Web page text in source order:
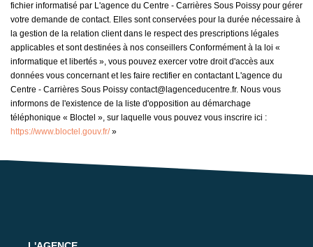
fichier informatisé par L'agence du Centre - Carrières Sous Poissy pour gérer
votre demande de contact. Elles sont conservées pour la durée nécessaire à
la gestion de la relation client dans le respect des prescriptions légales
applicables et sont destinées à nos conseillers Conformément à la loi «
informatique et libertés », vous pouvez exercer votre droit d'accès aux
données vous concernant et les faire rectifier en contactant L'agence du
Centre - Carrières Sous Poissy contact@lagenceducentre.fr. Nous vous
informons de l'existence de la liste d'opposition au démarchage
téléphonique « Bloctel », sur laquelle vous pouvez vous inscrire ici :
https://www.bloctel.gouv.fr/»